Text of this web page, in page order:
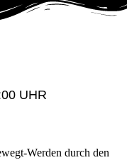
UHR
Werden durch den